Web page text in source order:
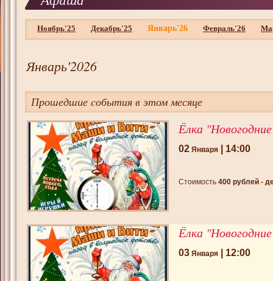
Ноябрь'25 Декабрь'25 Январь'26 Февраль'26
Январь'2026
Прошедшие cобытия в этом месяце
Ёлка
02 Января | 14:00
Стоимость 400 рублей -
Ёлка
03 Января | 12:00